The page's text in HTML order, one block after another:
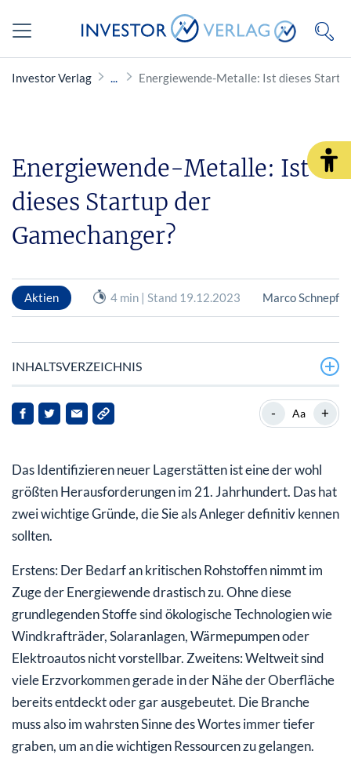
Investor Verlag Energiewende-Metalle: Ist dieses
Energiewende-Metalle: Ist
dieses Startup der
Gamechanger?
Aktien 4 min | Stand 19.12.2023 Marco Schnepf
INHALTSVERZEICHNIS
KoBold Metals: Milliardäre und Großkonzerne an Bord
Energiewende: Die Welt braucht neue Rohstoffquellen
Wie KoBold nach Rohstoffen sucht
Mein Fazit für Sie
- Aa +
Das Identifizieren neuer Lagerstätten ist eine der wohl
größten Herausforderungen im 21. Jahrhundert. Das hat
zwei wichtige Gründe, die Sie als Anleger definitiv kennen
sollten.
Erstens: Der Bedarf an kritischen Rohstoffen nimmt im
Zuge der Energiewende drastisch zu. Ohne diese
grundlegenden Stoffe sind ökologische Technologien wie
Windkrafträder, Solaranlagen, Wärmepumpen oder
Elektroautos nicht vorstellbar. Zweitens: Weltweit sind
viele Erzvorkommen gerade in der Nähe der Oberfläche
bereits entdeckt oder gar ausgebeutet. Die Branche
muss also im wahrsten Sinne des Wortes immer tiefer
graben, um an die wichtigen Ressourcen zu gelangen.